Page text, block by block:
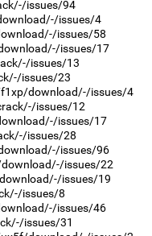
issues/94
issues/4
issues/58
issues/17
issues/13
issues/23
download/-/issues/4
issues/12
issues/17
issues/28
issues/96
issues/22
issues/19
issues/8
issues/46
issues/31